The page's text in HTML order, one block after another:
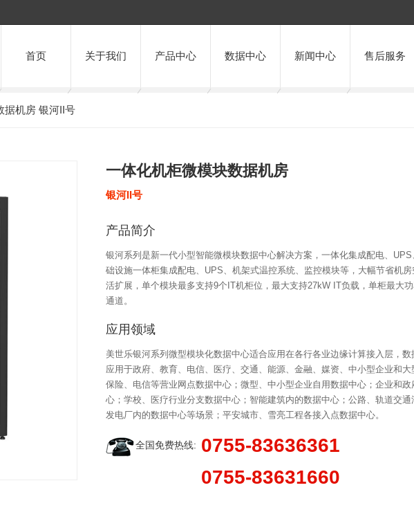
首页 关于我们 产品中心 数据中心 新闻中心 售后服务
据机房 银河II号
一体化机柜微模块数据机房
银河II号
产品简介
银河系列是新一代小型智能微模块数据中心解决方案，一体化集成配电、
础设施一体柜集成配电、UPS、机架式温控系统、监控模块等，大幅节省机
活扩展，单个模块最多支持9个IT机柜位，最大支持27kW IT负载，单柜最大
通道。
应用领域
美世乐银河系列微型模块化数据中心适合应用在各行各业边缘计算接入层，
应用于政府、教育、电信、医疗、交通、能源、金融、媒资、中小型企业和大
保险、电信等营业网点数据中心；微型、中小型企业自用数据中心；企业和
心；学校、医疗行业分支数据中心；智能建筑内的数据中心；公路、轨道交
发电厂内的数据中心等场景；平安城市、雪亮工程各接入点数据中心。
全国免费热线: 0755-83636361
0755-83631660